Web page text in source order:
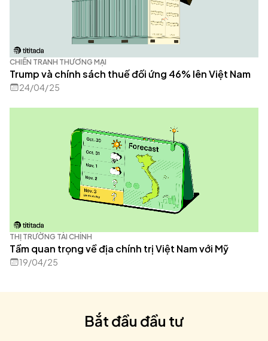
CHIẾN TRANH THƯƠNG MẠI
Trump và chính sách thuế đối ứng 46% lên Việt Nam
24/04/25
THỊ TRƯỜNG TÀI CHÍNH
Tầm quan trọng về địa chính trị Việt Nam với Mỹ
19/04/25
Bắt đầu đầu tư